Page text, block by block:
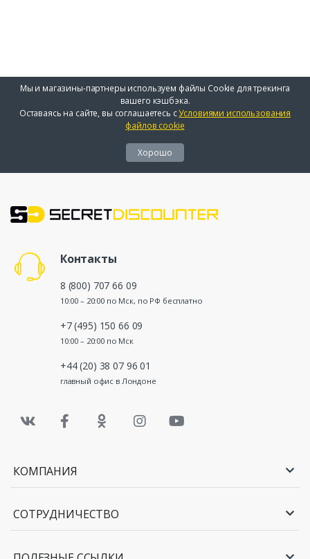
Мы и магазины-партнеры используем файлы Cookie для трекинга
вашего кэшбэка.
Оставаясь на сайте, вы соглашаетесь сУсловиями использования
файлов cookie
Хорошо
Контакты
8 (800) 707 66 09
10:00 – 20:00 по Мск, по РФ бесплатно
+7 (495) 150 66 09
10:00 – 20:00 по Мск
+44 (20) 38 07 96 01
главный офис в Лондоне
КОМПАНИЯ
СОТРУДНИЧЕСТВО